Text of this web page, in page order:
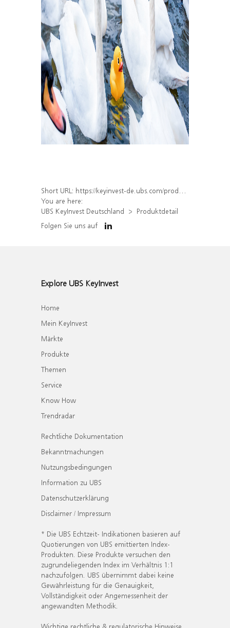
Short URL: https://keyinvest-de.ubs.com/produkt/detail/index/isin/DE000WA4ZEQ8
You are here:
UBS KeyInvest Deutschland
Produktdetail
Folgen Sie uns auf
Explore UBS KeyInvest
Home
Mein KeyInvest
Märkte
Produkte
Themen
Service
Know How
Trendradar
Rechtliche Dokumentation
Bekanntmachungen
Nutzungsbedingungen
Information zu UBS
Datenschutzerklärung
Disclaimer / Impressum
* Die UBS Echtzeit- Indikationen basieren auf
Quotierungen von UBS emittierten Index-
Produkten. Diese Produkte versuchen den
zugrundeliegenden Index im Verhältnis 1:1
nachzufolgen. UBS übernimmt dabei keine
Gewährleistung für die Genauigkeit,
Vollständigkeit oder Angemessenheit der
angewandten Methodik.